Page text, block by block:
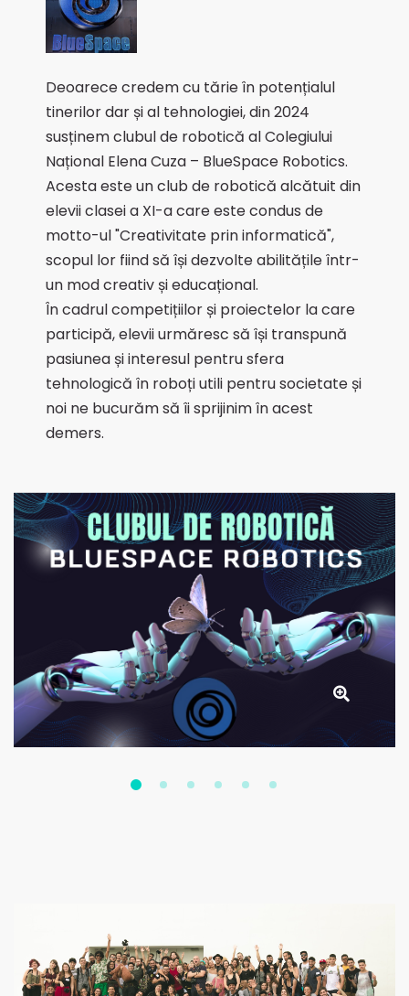
Deoarece credem cu tărie în potențialul
tinerilor dar și al tehnologiei, din 2024
susținem clubul de robotică al Colegiului
Național Elena Cuza – BlueSpace Robotics.
Acesta este un club de robotică alcătuit din
elevii clasei a XI-a care este condus de
motto-ul "Creativitate prin informatică",
scopul lor fiind să își dezvolte abilitățile într-
un mod creativ și educațional.
În cadrul competițiilor și proiectelor la care
participă, elevii urmăresc să își transpună
pasiunea și interesul pentru sfera
tehnologică în roboți utili pentru societate și
noi ne bucurăm să îi sprijinim în acest
demers.